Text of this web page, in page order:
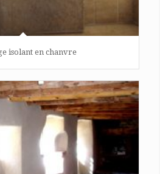
isolant en chanvre